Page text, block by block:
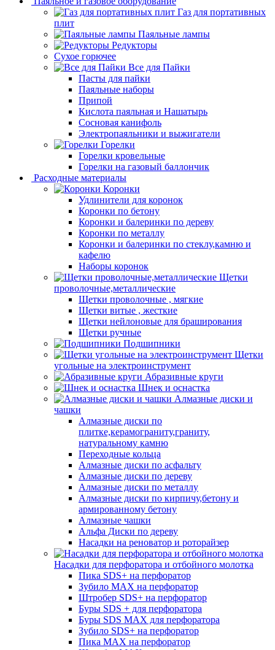
Газ для портативных
плит
Паяльные лампы
Редукторы
Сухое горючее
Все для Пайки
Пасты для пайки
Паяльные наборы
Припой
Кислота паяльная и Нашатырь
Сосновая канифоль
Электропаяльники и выжигатели
Горелки
Горелки кровельные
Горелки на газовый баллончик
Расходные материалы
Коронки
Удлинители для коронок
Коронки по бетону
Коронки и балеринки по дереву
Коронки по металлу
Коронки и балеринки по стеклу,камню и
кафелю
Наборы коронок
Щетки
проволочные,металлические
Щетки проволочные , мягкие
Щетки витые , жесткие
Щетки нейлоновые для браширования
Щетки ручные
Подшипники
Щетки
угольные на электроинструмент
Абразивные круги
Шнек и оснастка
Алмазные диски и
чашки
Алмазные диски по
плитке,керамограниту,граниту,
натуральному камню
Переходные кольца
Алмазные диски по асфальту
Алмазные диски по дереву
Алмазные диски по металлу
Алмазные диски по кирпичу,бетону и
армированному бетону
Алмазные чашки
Альфа Диски по дереву
Насадки на реноватор и роторайзер
Насадки для перфоратора и отбойного молотка
Пика SDS+ на перфоратор
Зубило MAX на перфоратор
Штробер SDS+ на перфоратор
Буры SDS + для перфоратора
Буры SDS MAX для перфоратора
Зубило SDS+ на перфоратор
Пика MAX на перфоратор